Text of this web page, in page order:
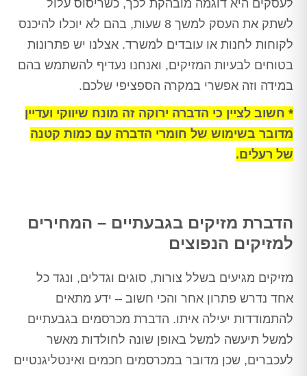
לעסקים היא דוגמה מובהקת לכך, כשריסוס עלול
לשתק את העסק למשך 8 שעות, בהם לא יוכלו להיכנס
לקוחות לחנות או עובדים למשרד. אצלנו יש פתרונות
בטוחים לבעיות המזיקים, ואנחנו נעדיף להשתמש בהם
במידה וזה אפשרי במקרה הספציפי שלכם.
* חשוב לציין כי הדברה ירוקה זה מונח שיווקי ועדיין
מדובר בשימוש של חומרי הדברה עם כמות קטנה
של רעלים.
הדברת מזיקים בגבעתיים – המחירים
למזיקים הנפוצים
מזיקים מגיעים בשלל צורות, סוגים וגדלים, ונגד כל
אחד נדרש פתרון אחר והכי חשוב – ידע מתאים
להתמודדות יעילה איתו. הדברת מכרסמים בגבעתיים
למשל תיעשה למשל באופן שונה לחולדות מאשר
לעכברים, שכן מדובר במכרסמים חכמים ואינטליגנטיים